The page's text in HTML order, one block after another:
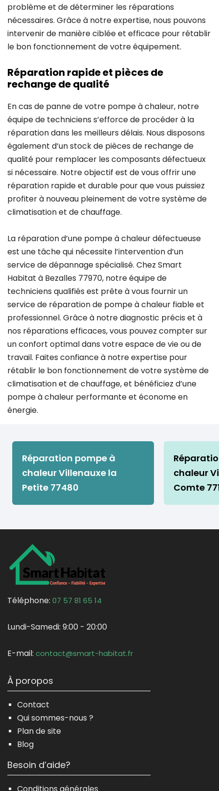
problème et de déterminer les réparations
nécessaires. Grâce à notre expertise, nous pouvons
intervenir de manière ciblée et efficace pour rétablir
le bon fonctionnement de votre équipement.
Réparation rapide et pièces de
rechange de qualité
En cas de panne de votre pompe à chaleur, notre
équipe de techniciens s’efforce de procéder à la
réparation dans les meilleurs délais. Nous disposons
également d’un stock de pièces de rechange de
qualité pour remplacer les composants défectueux
si nécessaire. Notre objectif est de vous offrir une
réparation rapide et durable pour que vous puissiez
profiter à nouveau pleinement de votre système de
climatisation et de chauffage.
La réparation d’une pompe à chaleur défectueuse
est une tâche qui nécessite l’intervention d’un
service de dépannage spécialisé. Chez Smart
Habitat à Bezalles 77970, notre équipe de
techniciens qualifiés est prête à vous fournir un
service de réparation de pompe à chaleur fiable et
professionnel. Grâce à notre diagnostic précis et à
nos réparations efficaces, vous pouvez compter sur
un confort optimal dans votre espace de vie ou de
travail. Faites confiance à notre expertise pour
rétablir le bon fonctionnement de votre système de
climatisation et de chauffage, et bénéficiez d’une
pompe à chaleur performante et économe en
énergie.
Réparation pompe à
chaleur Villenauxe la
Petite 77480
chaleur
Comte
Téléphone: 07 57 81 65 14
Lundi-Samedi: 9:00 - 20:00
E-mail: contact@smart-habitat.fr
À poropos
Contact
Qui sommes-nous ?
Plan de site
Blog
Besoin d’aide?
Conditions générales